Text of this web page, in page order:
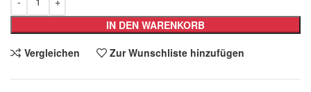
IN DEN WARENKORB
Vergleichen Zur Wunschliste hinzufügen